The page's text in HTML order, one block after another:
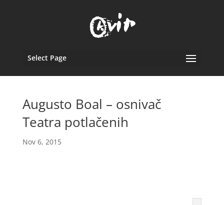
Select Page
Augusto Boal – osnivač
Teatra potlačenih
Nov 6, 2015